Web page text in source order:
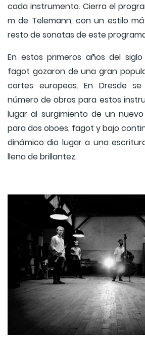
cada instrumento. Cierra el
m de Telemann, con un estilo
resto de sonatas de este
En estos primeros años del
fagot gozaron de una gran
cortes europeas. En Dresde
número de obras para estos
lugar al surgimiento de un
para dos oboes, fagot y bajo
dinámico dio lugar a una
llena de brillantez.